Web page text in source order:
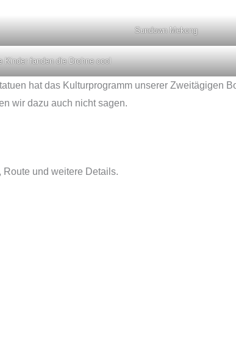
Sundown Mekong
Kinder fanden die Drohne cool
hat das Kulturprogramm unserer Zweitägigen
wir dazu auch nicht sagen.
Route und weitere Details.